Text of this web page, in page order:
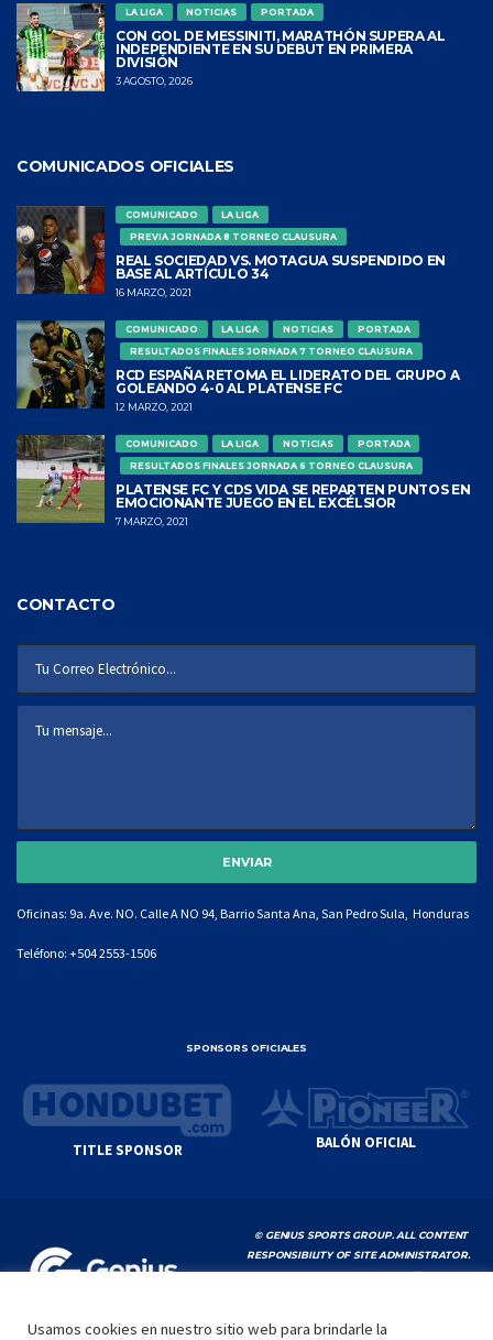
LA LIGA NOTICIAS PORTADA
CON GOL DE MESSINITI, MARATHÓN SUPERA AL
INDEPENDIENTE EN SU DEBUT EN PRIMERA
DIVISIÓN
3 AGOSTO, 2026
COMUNICADOS OFICIALES
COMUNICADO
LA LIGA
PREVIA JORNADA 8 TORNEO CLAUSURA
REAL SOCIEDAD VS. MOTAGUA SUSPENDIDO EN
BASE AL ARTÍCULO 34
16 MARZO, 2021
COMUNICADO LA LIGA NOTICIAS
PORTADA
RESULTADOS FINALES JORNADA 7 TORNEO CLAUSURA
RCD ESPAÑA RETOMA EL LIDERATO DEL GRUPO A
GOLEANDO 4-0 AL PLATENSE FC
12 MARZO, 2021
COMUNICADO LA LIGA NOTICIAS
PORTADA
RESULTADOS FINALES JORNADA 6 TORNEO CLAUSURA
PLATENSE FC Y CDS VIDA SE REPARTEN PUNTOS EN
EMOCIONANTE JUEGO EN EL EXCÉLSIOR
7 MARZO, 2021
CONTACTO
Oficinas: 9a. Ave. NO. Calle A NO 94, Barrio Santa Ana, San Pedro Sula, Honduras
Teléfono: +504 2553-1506
SPONSORS OFICIALES
TITLE SPONSOR BALÓN OFICIAL
© GENIUS SPORTS GROUP. ALL CONTENT
RESPONSIBILITY OF SITE ADMINISTRATOR.
YOUTUBE TERMS OF SERVICE|GOOGLE
Usamos cookies en nuestro sitio web para brindarle la